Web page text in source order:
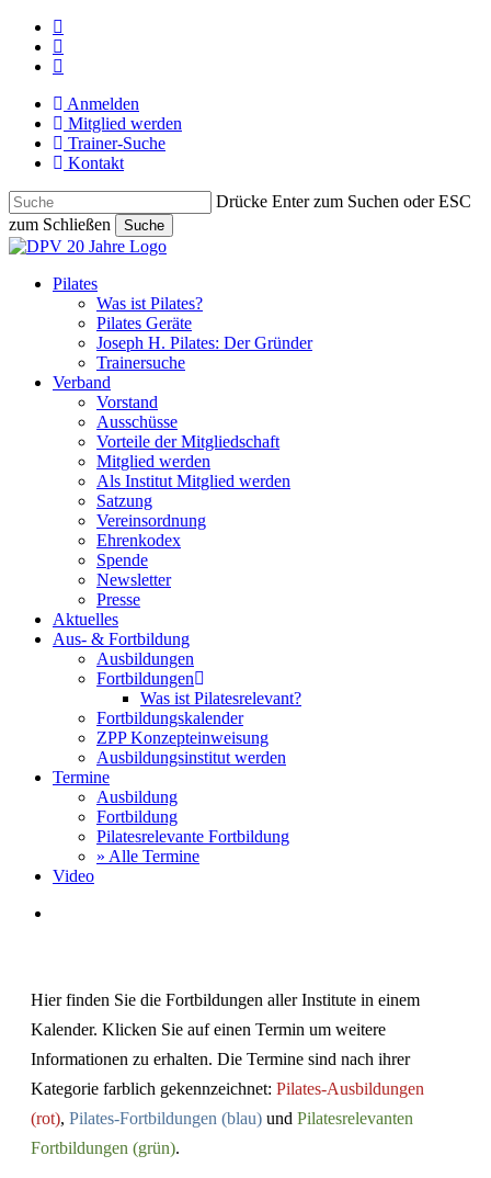
Skip
main
facebook
youtube
instagram
Anmelden
Mitglied werden
Trainer-Suche
Kontakt
Drücke Enter zum Suchen oder ESC
zum Schließen
Suche
Close
search
Menu
Pilates
Was ist Pilates?
Pilates Geräte
Joseph H. Pilates: Der Gründer
Trainersuche
Verband
Vorstand
Ausschüsse
Vorteile der Mitgliedschaft
Mitglied werden
Als Institut Mitglied werden
Satzung
Vereinsordnung
Ehrenkodex
Spende
Newsletter
Presse
Aktuelles
Aus- & Fortbildung
Ausbildungen
Fortbildungen
Was ist Pilatesrelevant?
Fortbildungskalender
ZPP Konzepteinweisung
Ausbildungsinstitut werden
Termine
Ausbildung
Fortbildung
Pilatesrelevante Fortbildung
» Alle Termine
Video
Hier finden Sie die Fortbildungen aller Institute in einem
Kalender. Klicken Sie auf einen Termin um weitere
Informationen zu erhalten. Die Termine sind nach ihrer
Kategorie farblich gekennzeichnet: Pilates-Ausbildungen
(rot), Pilates-Fortbildungen (blau) und Pilatesrelevanten
Fortbildungen (grün).